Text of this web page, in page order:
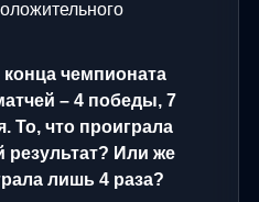
чемпионата
– 4 победы, 7
То, что проиграла
Или же
лишь 4 раза?